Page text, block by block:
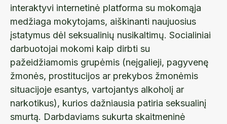
interaktyvi internetinė platforma su mokomąja
medžiaga mokytojams, aiškinanti naujuosius
įstatymus dėl seksualinių nusikaltimų. Socialiniai
darbuotojai mokomi kaip dirbti su
pažeidžiamomis grupėmis (neįgalieji, pagyvenę
žmonės, prostitucijos ar prekybos žmonėmis
situacijoje esantys, vartojantys alkoholį ar
narkotikus), kurios dažniausia patiria seksualinį
smurtą. Darbdaviams sukurta skaitmeninė